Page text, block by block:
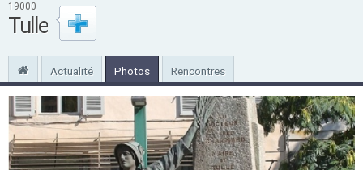
19000
Tulle
Actualité Photos Rencontres